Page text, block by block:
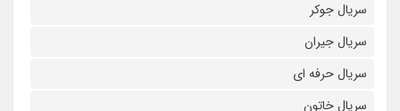
سریال جوکر
سریال جیران
سریال حرفه ای
سریال خاتون